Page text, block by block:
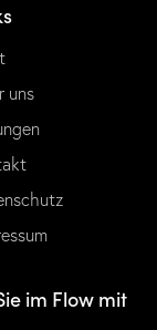
uns
im Flow mit